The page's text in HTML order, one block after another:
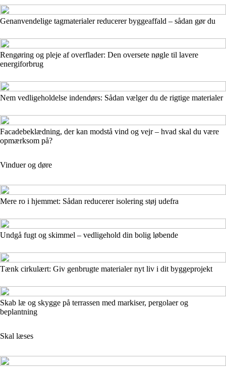
Genanvendelige tagmaterialer reducerer byggeaffald – sådan gør du
Rengøring og pleje af overflader: Den oversete nøgle til lavere
energiforbrug
Nem vedligeholdelse indendørs: Sådan vælger du de rigtige materialer
Facadebeklædning, der kan modstå vind og vejr – hvad skal du være
opmærksom på?
Vinduer og døre
Mere ro i hjemmet: Sådan reducerer isolering støj udefra
Undgå fugt og skimmel – vedligehold din bolig løbende
Tænk cirkulært: Giv genbrugte materialer nyt liv i dit byggeprojekt
Skab læ og skygge på terrassen med markiser, pergolaer og
beplantning
Skal læses